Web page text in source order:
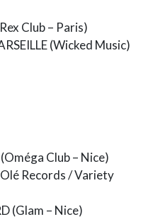
Club – Paris)
(Wicked Music)
Club – Nice)
Records / Variety
(Glam – Nice)